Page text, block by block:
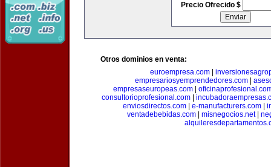
Precio Ofrecido $
Otros dominios en venta:
euroempresa.com
empresariosyemprendedores.com
empresaseuropeas.com
consultorioprofesional.com
enviosdirectos.com
e-manufacturers.com
ventadebebidas.com| misnegocios.net|